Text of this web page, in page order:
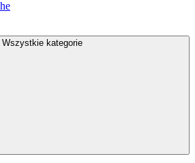
Wszystkie kategorie